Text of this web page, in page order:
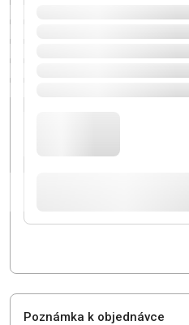
Poznámka k objednávce